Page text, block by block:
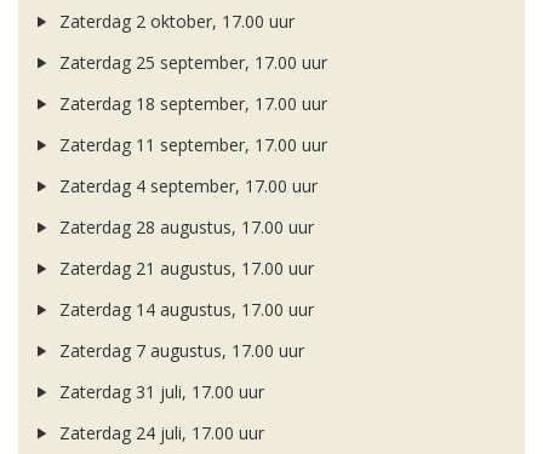
Zaterdag 2 oktober, 17.00 uur
Zaterdag 25 september, 17.00 uur
Zaterdag 18 september, 17.00 uur
Zaterdag 11 september, 17.00 uur
Zaterdag 4 september, 17.00 uur
Zaterdag 28 augustus, 17.00 uur
Zaterdag 21 augustus, 17.00 uur
Zaterdag 14 augustus, 17.00 uur
Zaterdag 7 augustus, 17.00 uur
Zaterdag 31 juli, 17.00 uur
Zaterdag 24 juli, 17.00 uur